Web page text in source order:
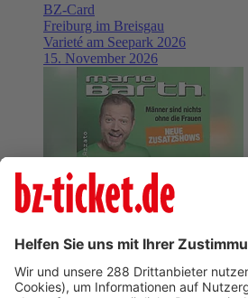
BZ-Card
Freiburg im Breisgau
Varieté am Seepark 2026
15. November 2026
REGENSBURG
10. April 2027